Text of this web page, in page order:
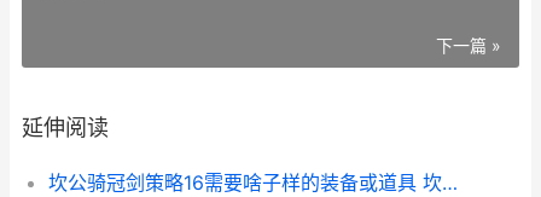
下一篇 »
延伸阅读
坎公骑冠剑策略16需要啥子样的装备或道具 坎公骑冠剑-1